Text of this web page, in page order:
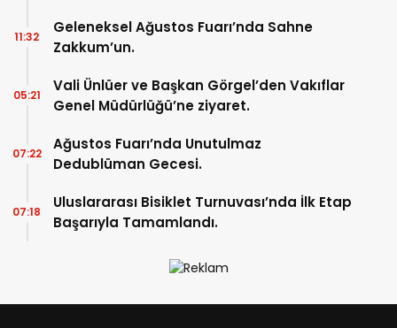
Geleneksel Ağustos Fuarı’nda Sahne
Zakkum’un.
11:32
Vali Ünlüer ve Başkan Görgel’den Vakıflar
Genel Müdürlüğü’ne ziyaret.
05:21
Ağustos Fuarı’nda Unutulmaz
Dedublüman Gecesi.
07:22
Uluslararası Bisiklet Turnuvası’nda İlk Etap
Başarıyla Tamamlandı.
07:18